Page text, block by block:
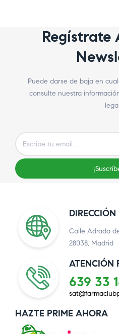
Regístrate
Puede darse de baja en
consulte nuestra
DIRECCIÓN
Calle Adrada
28038, Madrid
ATENCIÓN
639 33
HAZTE PRIME AHORA